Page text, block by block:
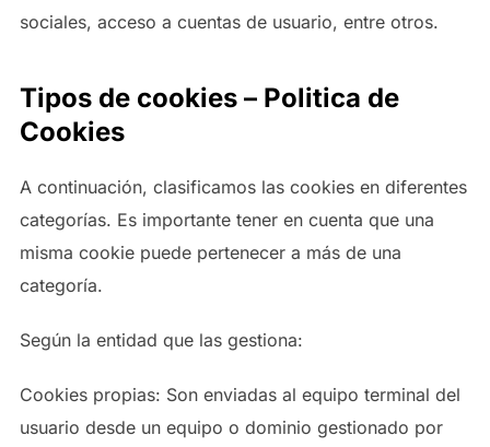
sociales, acceso a cuentas de usuario, entre otros.
Tipos de cookies – Politica de
Cookies
A continuación, clasificamos las cookies en diferentes
categorías. Es importante tener en cuenta que una
misma cookie puede pertenecer a más de una
categoría.
Según la entidad que las gestiona:
Cookies propias: Son enviadas al equipo terminal del
usuario desde un equipo o dominio gestionado por